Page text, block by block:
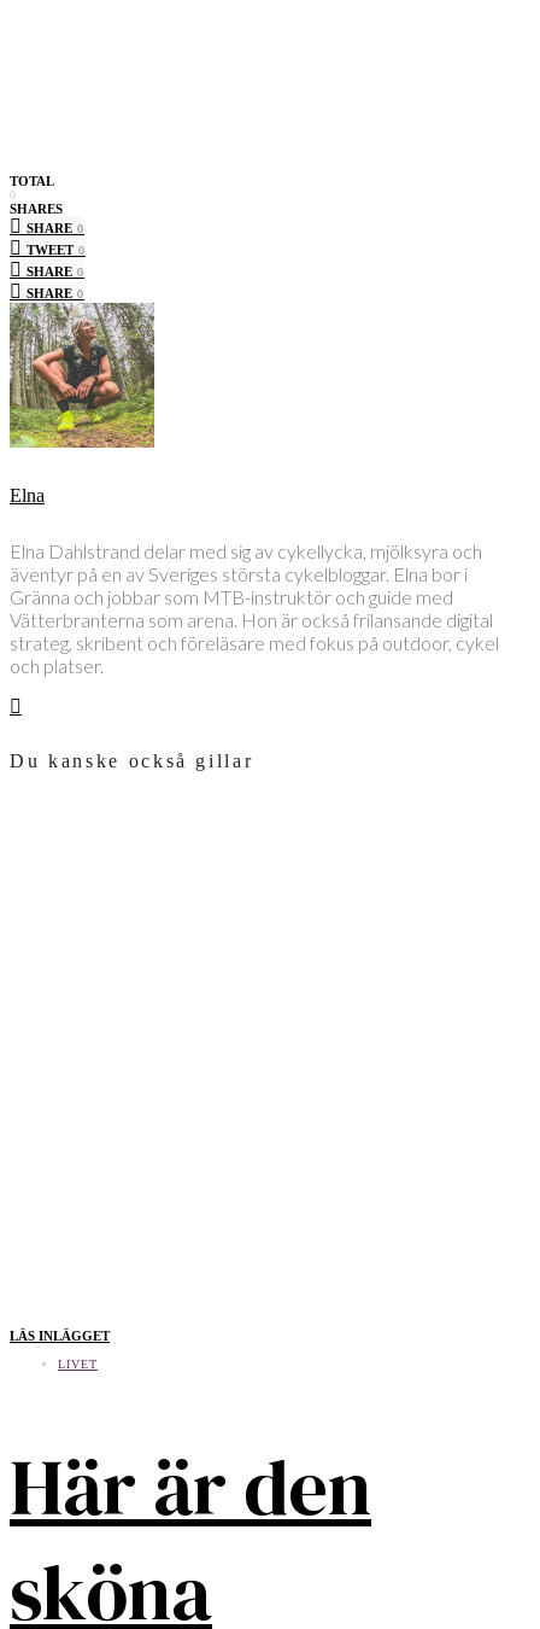
TOTAL
0
SHARES
SHARE 0
TWEET 0
SHARE 0
SHARE 0
Elna
Elna Dahlstrand delar med sig av cykellycka, mjölksyra och
äventyr på en av Sveriges största cykelbloggar. Elna bor i
Gränna och jobbar som MTB-instruktör och guide med
Vätterbranterna som arena. Hon är också frilansande digital
strateg, skribent och föreläsare med fokus på outdoor, cykel
och platser.
Du kanske också gillar
LÄS INLÄGGET
LIVET
Här är den
sköna